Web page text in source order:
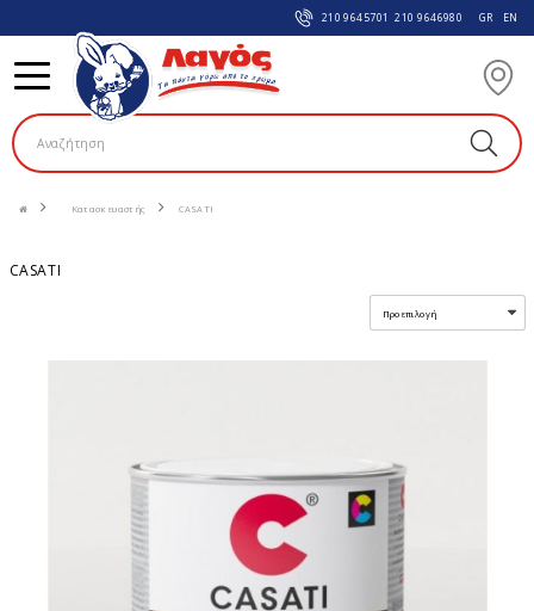
210 9645701 210 9646980 GR EN
Κατασκευαστής CASATI
CASATI